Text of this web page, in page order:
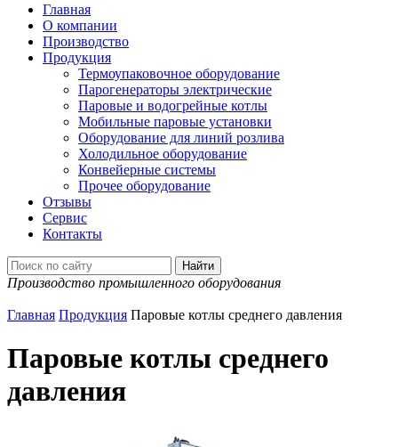
Главная
О компании
Производство
Продукция
Термоупаковочное оборудование
Парогенераторы электрические
Паровые и водогрейные котлы
Мобильные паровые установки
Оборудование для линий розлива
Холодильное оборудование
Конвейерные системы
Прочее оборудование
Отзывы
Сервис
Контакты
Производство промышленного оборудования
Главная Продукция Паровые котлы среднего давления
Паровые котлы среднего
давления